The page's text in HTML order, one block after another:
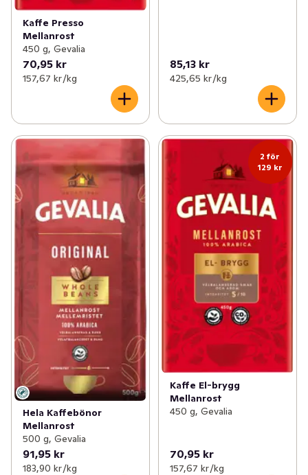
Kaffe Presso
Mellanrost
450 g, Gevalia
70,95 kr
157,67 kr /kg
85,13 kr
425,65 kr /kg
Hela Kaffebönor
Mellanrost
500 g, Gevalia
91,95 kr
183,90 kr /kg
2 för
129 kr
Kaffe El-brygg
Mellanrost
450 g, Gevalia
70,95 kr
157,67 kr /kg